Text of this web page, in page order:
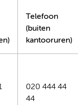
Telefoon
(buiten
kantooruren)
020 444 44
44